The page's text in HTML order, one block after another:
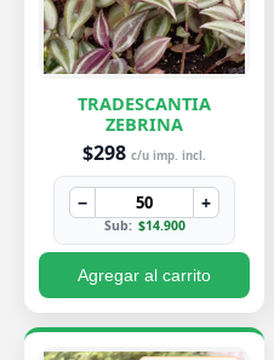
TRADESCANTIA
ZEBRINA
$298 c/u imp. incl.
− +
Sub: $14.900
Agregar al carrito